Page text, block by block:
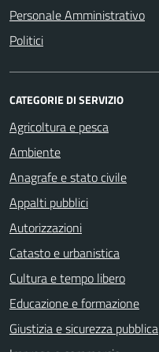
Personale Amministrativo
Politici
CATEGORIE DI SERVIZIO
Agricoltura e pesca
Ambiente
Anagrafe e stato civile
Appalti pubblici
Autorizzazioni
Catasto e urbanistica
Cultura e tempo libero
Educazione e formazione
Giustizia e sicurezza pubblica